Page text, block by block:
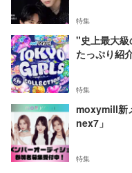
特集
"史上最大級
たっぷり紹
特集
moxymill新
nex7」
特集